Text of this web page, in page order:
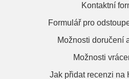
Kontaktní
Formulář pro
Možnosti doručení
Možnosti
Jak přidat recenzi na